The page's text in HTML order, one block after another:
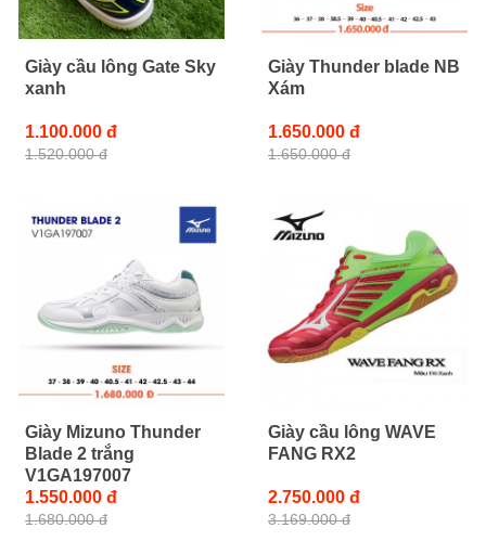
Giày cầu lông Gate Sky
xanh
1.100.000 đ
1.520.000 đ
Giày Thunder blade NB
Xám
1.650.000 đ
1.650.000 đ
Giày Mizuno Thunder
Blade 2 trắng
V1GA197007
1.550.000 đ
1.680.000 đ
Giày cầu lông WAVE
FANG RX2
2.750.000 đ
3.169.000 đ